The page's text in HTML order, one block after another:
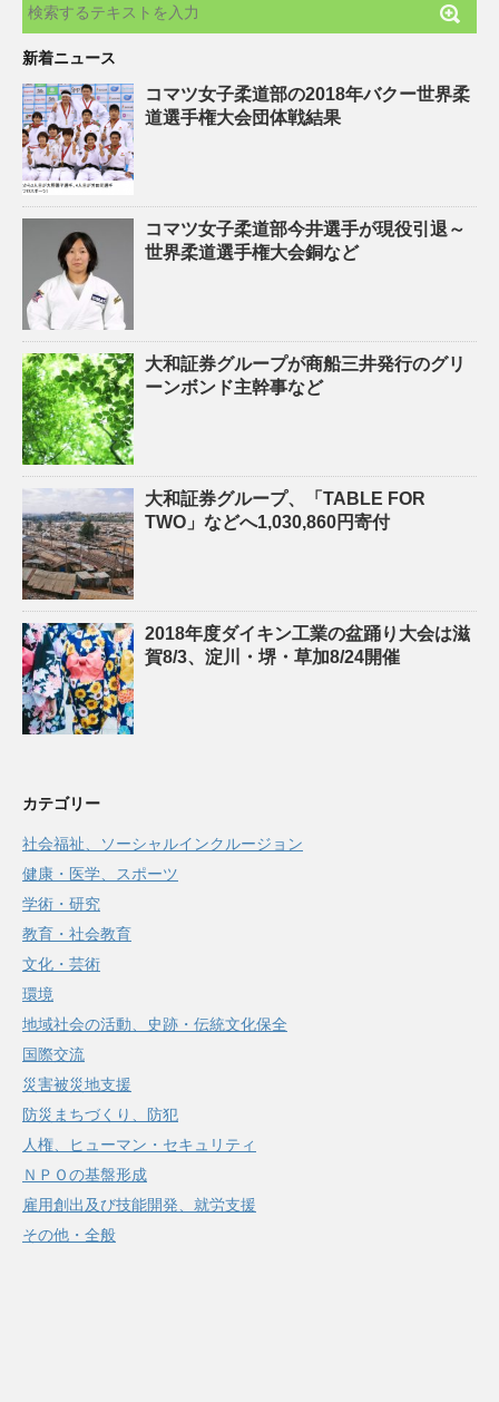
新着ニュース
コマツ女子柔道部の2018年バクー世界柔
道選手権大会団体戦結果
コマツ女子柔道部今井選手が現役引退～
世界柔道選手権大会銅など
大和証券グループが商船三井発行のグリ
ーンボンド主幹事など
大和証券グループ、「TABLE FOR
TWO」などへ1,030,860円寄付
2018年度ダイキン工業の盆踊り大会は滋
賀8/3、淀川・堺・草加8/24開催
カテゴリー
社会福祉、ソーシャルインクルージョン
健康・医学、スポーツ
学術・研究
教育・社会教育
文化・芸術
環境
地域社会の活動、史跡・伝統文化保全
国際交流
災害被災地支援
防災まちづくり、防犯
人権、ヒューマン・セキュリティ
ＮＰＯの基盤形成
雇用創出及び技能開発、就労支援
その他・全般